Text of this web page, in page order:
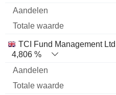
TCI Fund Management
4,806 %